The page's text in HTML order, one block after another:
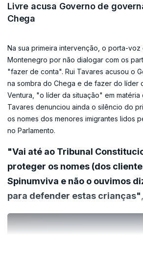
dignifique a vida dessas pessoas”.
Lembrando as "centenas de
que estavam em Portugal e que
estavam, Montenegro diz que
desequilíbrio do tecido do país.
imigração, reconhece o primeiro-
seria difícil haver uma
Livre, "mas pode haver temas
possível".
Livre acusa Governo de
Chega
Na sua primeira intervenção, o porta-voz
Montenegro por não dialogar com os
"fazer de conta". Rui Tavares acusou o
na sombra do Chega e de fazer do líder
Ventura, "o líder da situação" em matéria
Tavares denunciou ainda o silêncio do
os nomes dos menores imigrantes lidos
no Parlamento.
"Vai até ao Tribunal
proteger os nomes (dos
Spinumviva e não o ouvimos
para defender estas crianças"